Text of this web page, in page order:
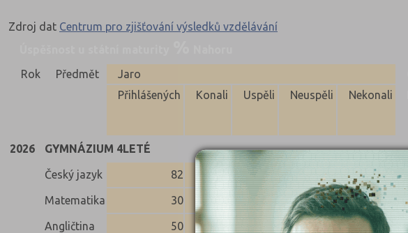
Zdroj dat Centrum pro zjišťování výsledků vzdělávání
Rok
Předmět Jaro
Přihlášených
Konali Uspěli Neuspěli Nekonali
2026
GYMNÁZIUM 4LETÉ
Český jazyk 82 82 82 0 0
Matematika 30 30 30 0 0
Angličtina 50 50 49 1 0